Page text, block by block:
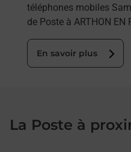
téléphones mobiles
de Poste à ARTHON EN
En savoir plus
La Poste à